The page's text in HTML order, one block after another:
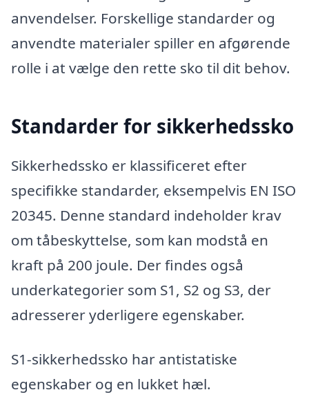
anvendelser. Forskellige standarder og
anvendte materialer spiller en afgørende
rolle i at vælge den rette sko til dit behov.
Standarder for sikkerhedssko
Sikkerhedssko er klassificeret efter
specifikke standarder, eksempelvis EN ISO
20345. Denne standard indeholder krav
om tåbeskyttelse, som kan modstå en
kraft på 200 joule. Der findes også
underkategorier som S1, S2 og S3, der
adresserer yderligere egenskaber.
S1-sikkerhedssko har antistatiske
egenskaber og en lukket hæl.